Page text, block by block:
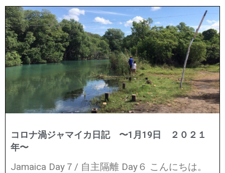
コロナ渦ジャマイカ日記 〜1月19日 ２０２１
年〜
Jamaica Day７/ 自主隔離 Day６ こんにちは。